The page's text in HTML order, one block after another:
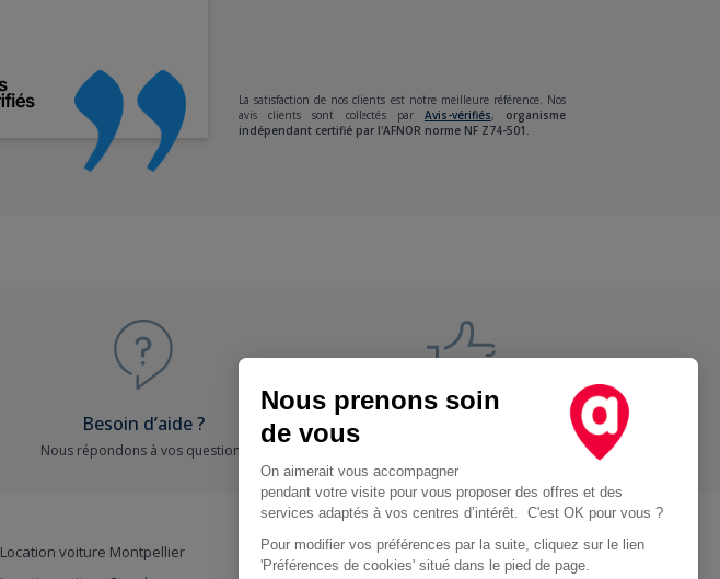
La satisfaction de nos clients est notre meilleure référence. Nos
avis clients sont collectés par Avis-vérifiés, organisme
indépendant certifié par l'AFNOR norme NF Z74-501.
Besoin d’aide ?
Nous répondons à vos questions
Location voiture Montpellier
Location d'utilitaire à Paris
Nous prenons soin
de vous
On aimerait vous accompagner
pendant votre visite pour vous proposer des offres et des
services adaptés à vos centres d’intérêt. C'est OK pour vous ?
Pour modifier vos préférences par la suite, cliquez sur le lien
'Préférences de cookies' situé dans le pied de page.